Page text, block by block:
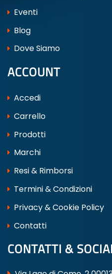
Eventi
Blog
Dove Siamo
ACCOUNT
Accedi
Carrello
Prodotti
Marchi
Resi & Rimborsi
Termini & Condizioni
Privacy & Cookie Policy
Contatti
CONTATTI &